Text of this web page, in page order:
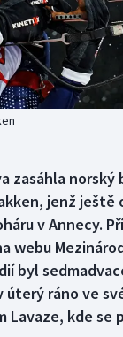
zasáhla norský
jenž ještě
v Annecy.
webu
byl
úterý ráno ve
Lavaze, kde se